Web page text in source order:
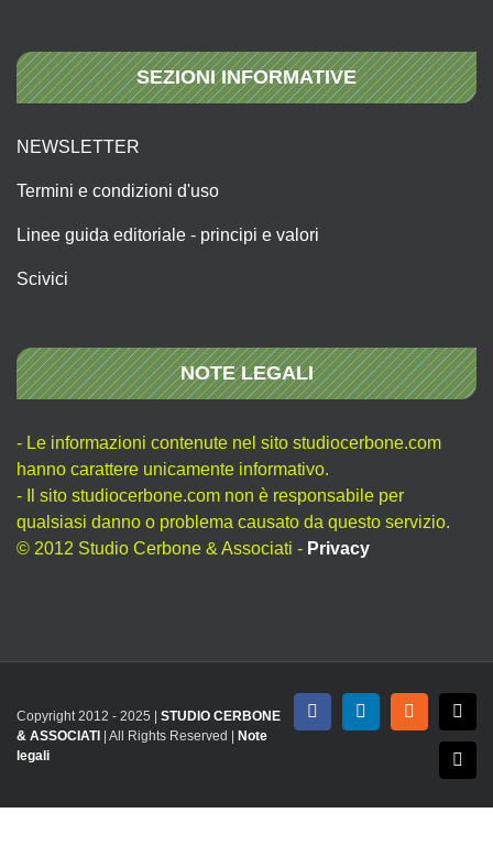
SEZIONI INFORMATIVE
NEWSLETTER
Termini e condizioni d'uso
Linee guida editoriale - principi e valori
Scivici
NOTE LEGALI
- Le informazioni contenute nel sito studiocerbone.com
hanno carattere unicamente informativo.
- Il sito studiocerbone.com non è responsabile per
qualsiasi danno o problema causato da questo servizio.
© 2012 Studio Cerbone & Associati - Privacy
Copyright 2012 - 2025 | STUDIO CERBONE
& ASSOCIATI
| All Rights Reserved |
Note
legali
FacebookLinkedInRss X